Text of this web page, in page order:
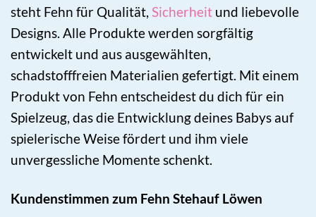
steht Fehn für Qualität, Sicherheit und liebevolle
Designs. Alle Produkte werden sorgfältig
entwickelt und aus ausgewählten,
schadstofffreien Materialien gefertigt. Mit einem
Produkt von Fehn entscheidest du dich für ein
Spielzeug, das die Entwicklung deines Babys auf
spielerische Weise fördert und ihm viele
unvergessliche Momente schenkt.
Kundenstimmen zum Fehn Stehauf Löwen